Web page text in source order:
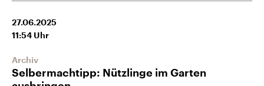
27.06.2025
11:54 Uhr
Archiv
Selbermachtipp: Nützlinge im Garten